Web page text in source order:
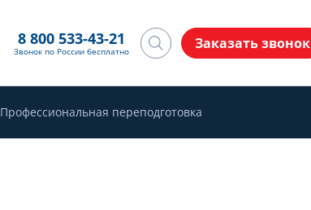
8 800 533-43-21
Звонок по России бесплатно Заказать звонок
Профессиональная переподготовка